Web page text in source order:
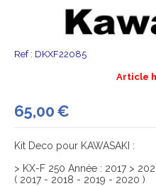
Ref : DKXF22085
65,00€
Article
Kit Deco pour KAWASAKI :
> KX-F 250 Année : 2017 >
( 2017 - 2018 - 2019 - 2020 )